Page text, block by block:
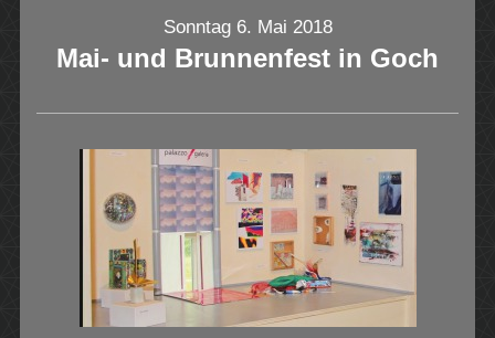
Sonntag 6. Mai 2018
Mai- und Brunnenfest in Goch